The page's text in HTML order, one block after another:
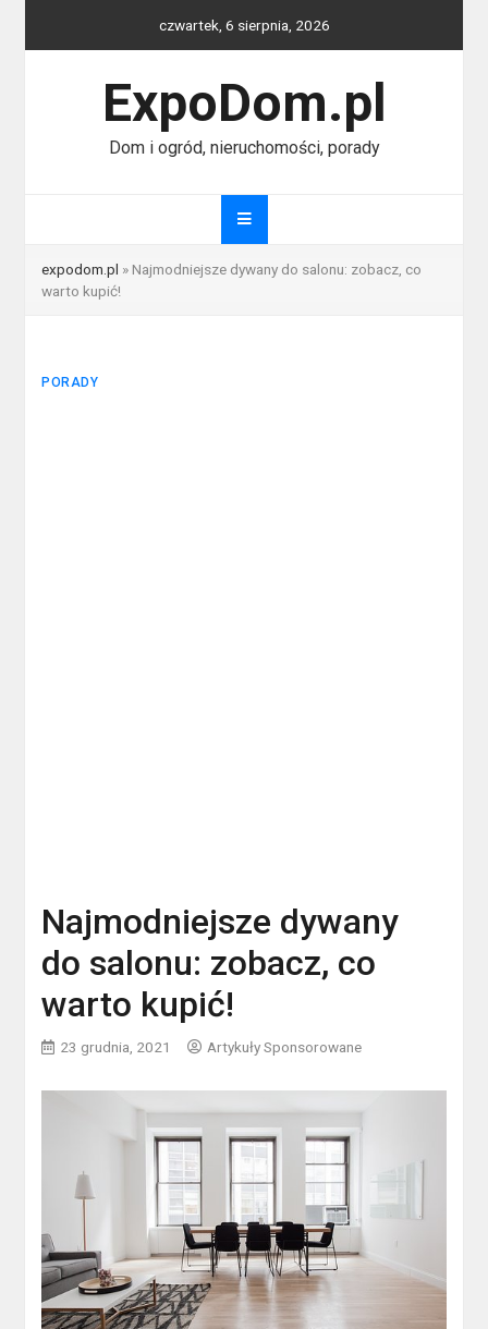
czwartek, 6 sierpnia, 2026
ExpoDom.pl
Dom i ogród, nieruchomości, porady
expodom.pl » Najmodniejsze dywany do salonu: zobacz, co
warto kupić!
PORADY
Najmodniejsze dywany
do salonu: zobacz, co
warto kupić!
23 grudnia, 2021 Artykuły Sponsorowane